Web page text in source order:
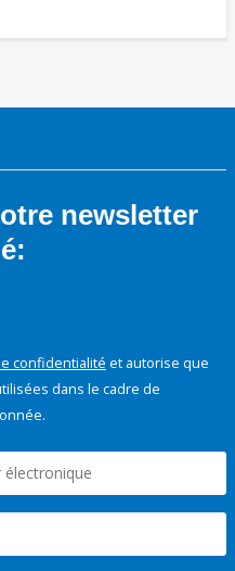
newsletter
confidentialité et autorise que
dans le cadre de